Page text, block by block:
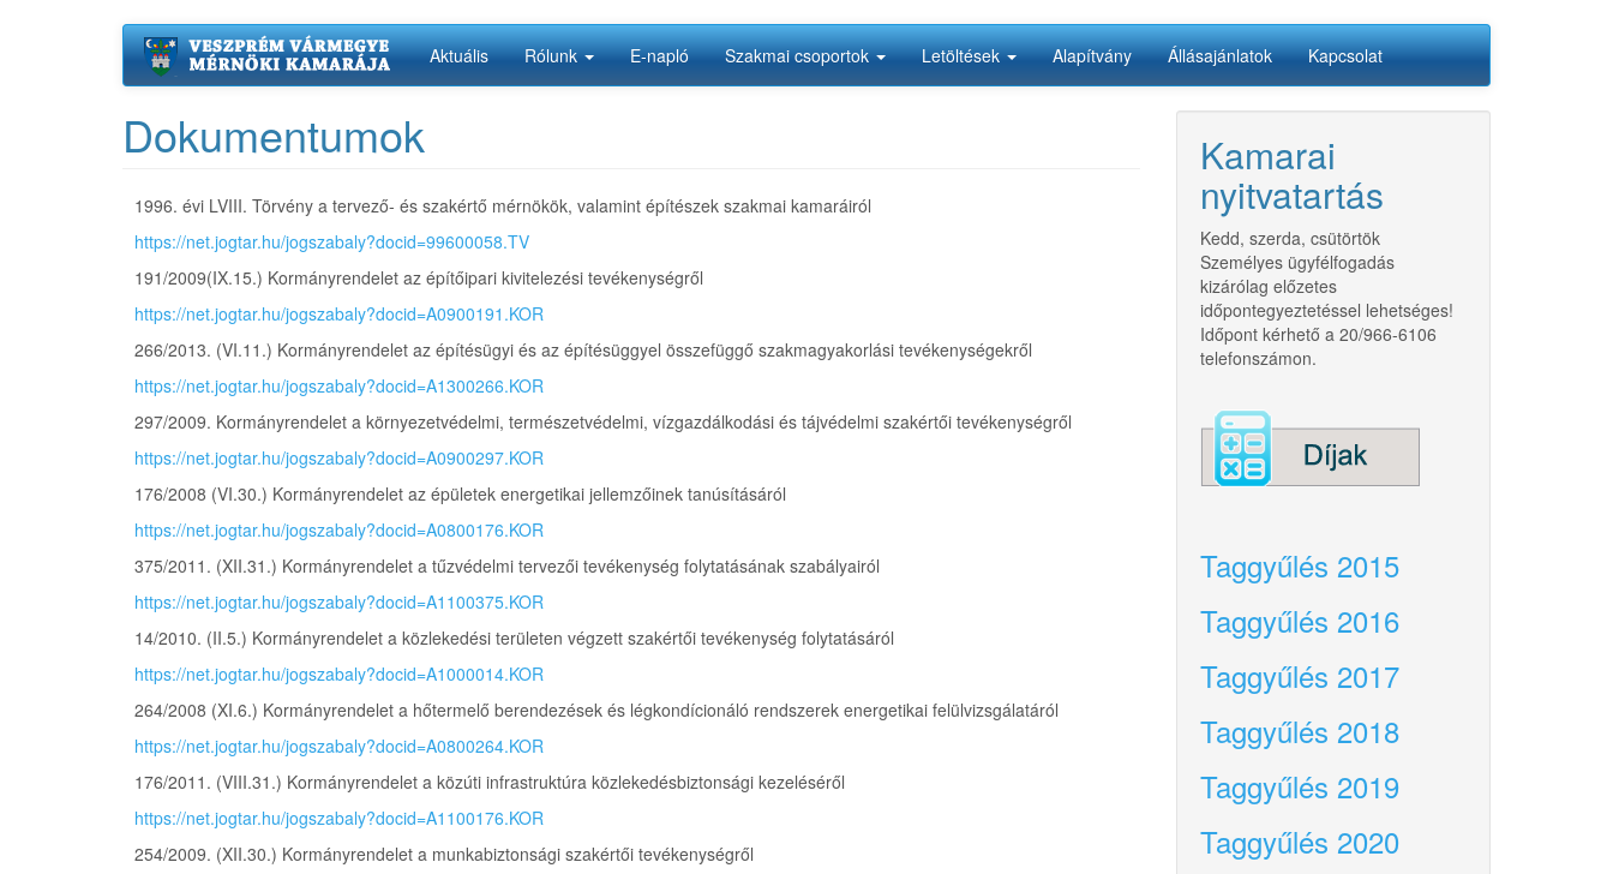
Aktuális Rólunk E-napló Szakmai csoportok Letöltések Alapítvány Állásajánlatok Kapcsolat
Dokumentumok
1996. évi LVIII. Törvény a tervező- és szakértő mérnökök, valamint építészek szakmai kamaráiról
https://net.jogtar.hu/jogszabaly?docid=99600058.TV
191/2009(IX.15.) Kormányrendelet az építőipari kivitelezési tevékenységről
https://net.jogtar.hu/jogszabaly?docid=A0900191.KOR
266/2013. (VI.11.) Kormányrendelet az építésügyi és az építésüggyel összefüggő szakmagyakorlási tevékenységekről
https://net.jogtar.hu/jogszabaly?docid=A1300266.KOR
297/2009. Kormányrendelet a környezetvédelmi, természetvédelmi, vízgazdálkodási és tájvédelmi szakértői tevékenységről
https://net.jogtar.hu/jogszabaly?docid=A0900297.KOR
176/2008 (VI.30.) Kormányrendelet az épületek energetikai jellemzőinek tanúsításáról
https://net.jogtar.hu/jogszabaly?docid=A0800176.KOR
375/2011. (XII.31.) Kormányrendelet a tűzvédelmi tervezői tevékenység folytatásának szabályairól
https://net.jogtar.hu/jogszabaly?docid=A1100375.KOR
14/2010. (II.5.) Kormányrendelet a közlekedési területen végzett szakértői tevékenység folytatásáról
https://net.jogtar.hu/jogszabaly?docid=A1000014.KOR
264/2008 (XI.6.) Kormányrendelet a hőtermelő berendezések és légkondícionáló rendszerek energetikai felülvizsgálatáról
https://net.jogtar.hu/jogszabaly?docid=A0800264.KOR
176/2011. (VIII.31.) Kormányrendelet a közúti infrastruktúra közlekedésbiztonsági kezeléséről
https://net.jogtar.hu/jogszabaly?docid=A1100176.KOR
254/2009. (XII.30.) Kormányrendelet a munkabiztonsági szakértői tevékenységről
Kamarai
nyitvatartás
Kedd, szerda, csütörtök
Személyes ügyfélfogadás
kizárólag előzetes
időpontegyeztetéssel lehetséges!
Időpont kérhető a 20/966-6106
telefonszámon.
Taggyűlés 2015
Taggyűlés 2016
Taggyűlés 2017
Taggyűlés 2018
Taggyűlés 2019
Taggyűlés 2020